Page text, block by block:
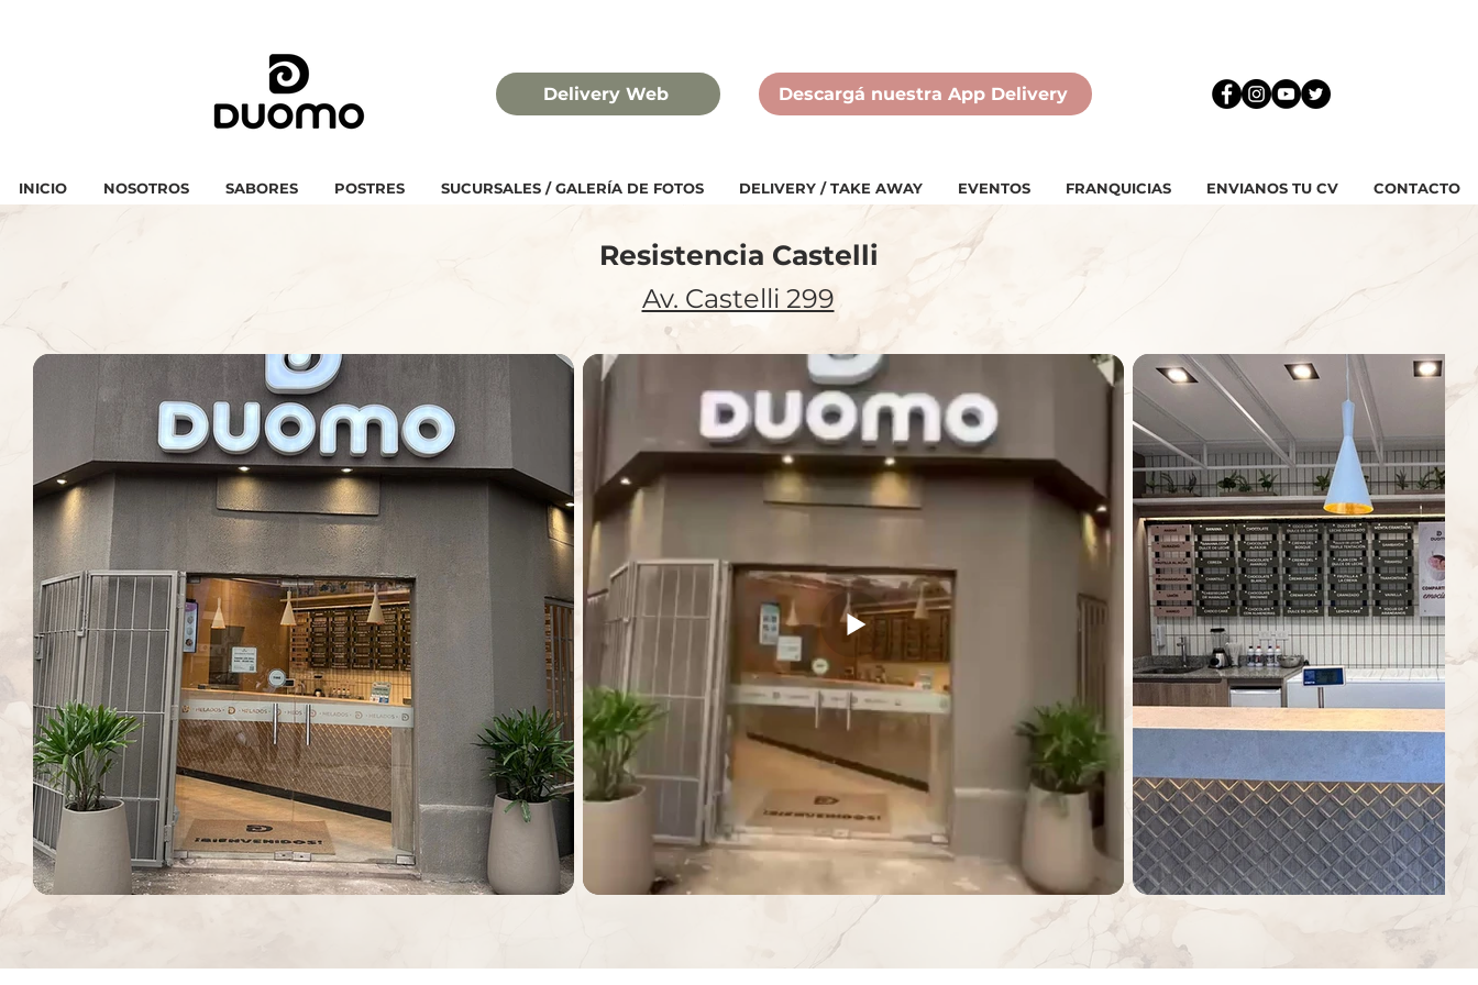
Delivery Web Descargá nuestra App Delivery
INICIO NOSOTROS SABORES POSTRES SUCURSALES / GALERÍA DE FOTOS DELIVERY / TAKE AWAY EVENTOS FRANQUICIAS ENVIANOS TU CV CONTACTO
Resistencia Castelli
Av. Castelli 299